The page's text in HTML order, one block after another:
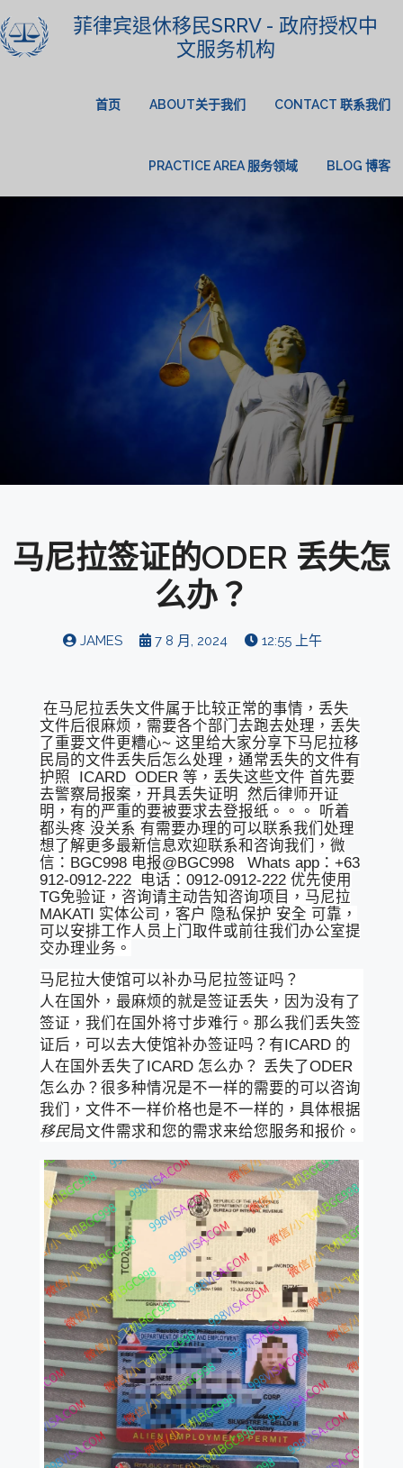
菲律宾退休移民SRRV - 政府授权中
文服务机构
首页 ABOUT关于我们 CONTACT 联系我们
PRACTICE AREA 服务领域 BLOG 博客
马尼拉签证的ODER 丢失怎
么办？
JAMES 7 8 月, 2024 12:55 上午
在马尼拉丢失文件属于比较正常的事情，丢失
文件后很麻烦，需要各个部门去跑去处理，丢失
了重要文件更糟心~ 这里给大家分享下马尼拉移
民局的文件丢失后怎么处理，通常丢失的文件有
护照 ICARD ODER 等，丢失这些文件 首先要
去警察局报案，开具丢失证明 然后律师开证
明，有的严重的要被要求去登报纸。。。 听着
都头疼 没关系 有需要办理的可以联系我们处理
想了解更多最新信息欢迎联系和咨询我们，微
信：BGC998 电报@BGC998 Whats app：+63
912-0912-222 电话：0912-0912-222 优先使用
TG免验证，咨询请主动告知咨询项目，马尼拉
MAKATI 实体公司，客户 隐私保护 安全 可靠，
可以安排工作人员上门取件或前往我们办公室提
交办理业务。
马尼拉大使馆可以补办马尼拉签证吗？
人在国外，最麻烦的就是签证丢失，因为没有了
签证，我们在国外将寸步难行。那么我们丢失签
证后，可以去大使馆补办签证吗？有ICARD 的
人在国外丢失了ICARD 怎么办？ 丢失了ODER
怎么办？很多种情况是不一样的需要的可以咨询
我们，文件不一样价格也是不一样的，具体根据
移民局文件需求和您的需求来给您服务和报价。